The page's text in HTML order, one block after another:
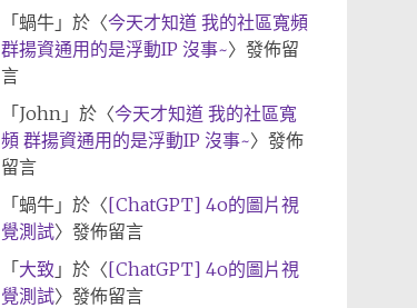
「 蝸牛」於〈今天才知道 我的社區寬頻
群揚資通用的是浮動IP 沒事~〉發佈留
言
「 John」於〈今天才知道 我的社區寬
頻 群揚資通用的是浮動IP 沒事~〉發佈
留言
「 蝸牛」於〈[ChatGPT] 4o的圖片視
覺測試〉發佈留言
「 大致 」於〈[ChatGPT] 4o的圖片視
覺測試〉發佈留言